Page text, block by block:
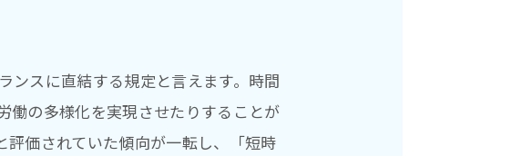
ンスに直結する規定と言えます。時間
働の多様化を実現させたりすることが
価されていた傾向が一転し、「短時